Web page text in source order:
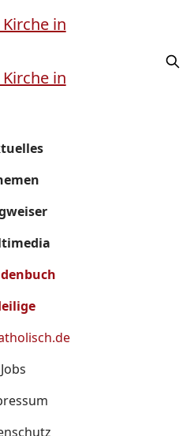
Jobs